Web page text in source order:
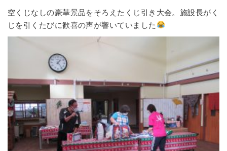
空くじなしの豪華景品をそろえたくじ引き大会。施設長がく
じを引くたびに歓喜の声が響いていました